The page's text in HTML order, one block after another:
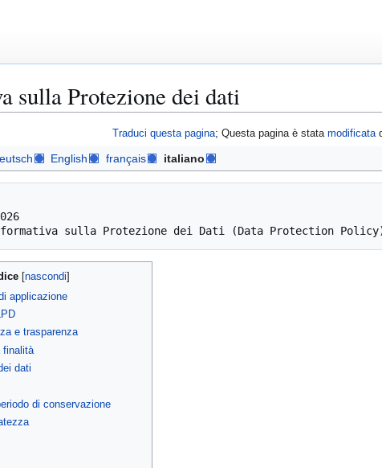
sulla Protezione dei dati
Traduci questa pagina; Questa pagina è stata modificata
English français italiano
applicazione
e trasparenza
finalità
dati
di conservazione